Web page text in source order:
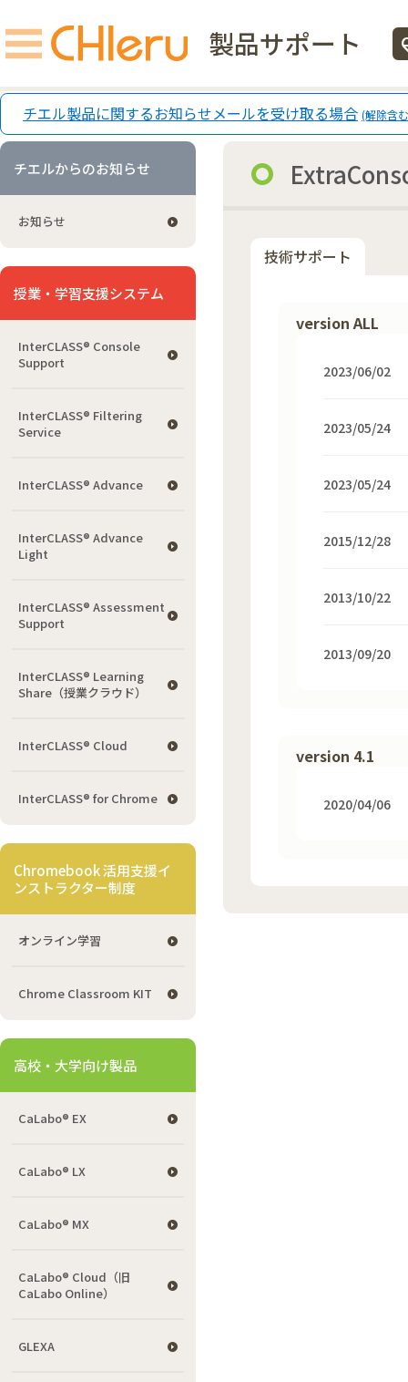
製品サポート
チエル製品に関するお知らせメールを受け取る場合 (解除含
チエルからのお知らせ
お知らせ
授業・学習支援システム
InterCLASS®︎ Console
Support
InterCLASS®︎ Filtering
Service
InterCLASS® Advance
InterCLASS® Advance
Light
InterCLASS®︎ Assessment
Support
InterCLASS® Learning
Share（授業クラウド）
InterCLASS® Cloud
InterCLASS®︎ for Chrome
Chromebook 活用支援イ
ンストラクター制度
オンライン学習
Chrome Classroom KIT
高校・大学向け製品
CaLabo® EX
CaLabo® LX
CaLabo® MX
CaLabo® Cloud（旧
CaLabo Online）
GLEXA
技術サポート
version ALL
2023/06/02
2023/05/24
2023/05/24
2015/12/28
2013/10/22
2013/09/20
version 4.1
2020/04/06